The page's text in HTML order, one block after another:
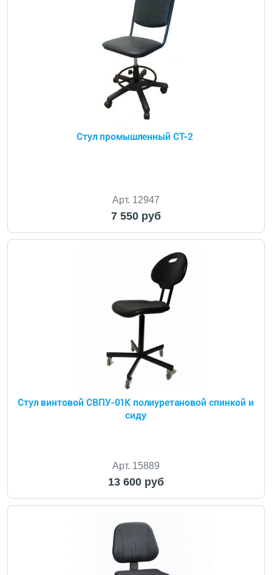
Стул промышленный СТ-2
Арт. 12947
7 550 руб
Стул винтовой СВПУ-01К полиуретановой спинкой и
сиду
Арт. 15889
13 600 руб